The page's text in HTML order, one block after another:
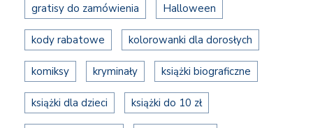
gratisy do zamówienia Halloween
kody rabatowe kolorowanki dla dorosłych
komiksy kryminały książki biograficzne
książki dla dzieci książki do 10 zł